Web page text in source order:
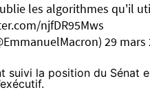
les algorithmes qu'il
njfDR95Mws
29 mars
suivi la position du Sénat